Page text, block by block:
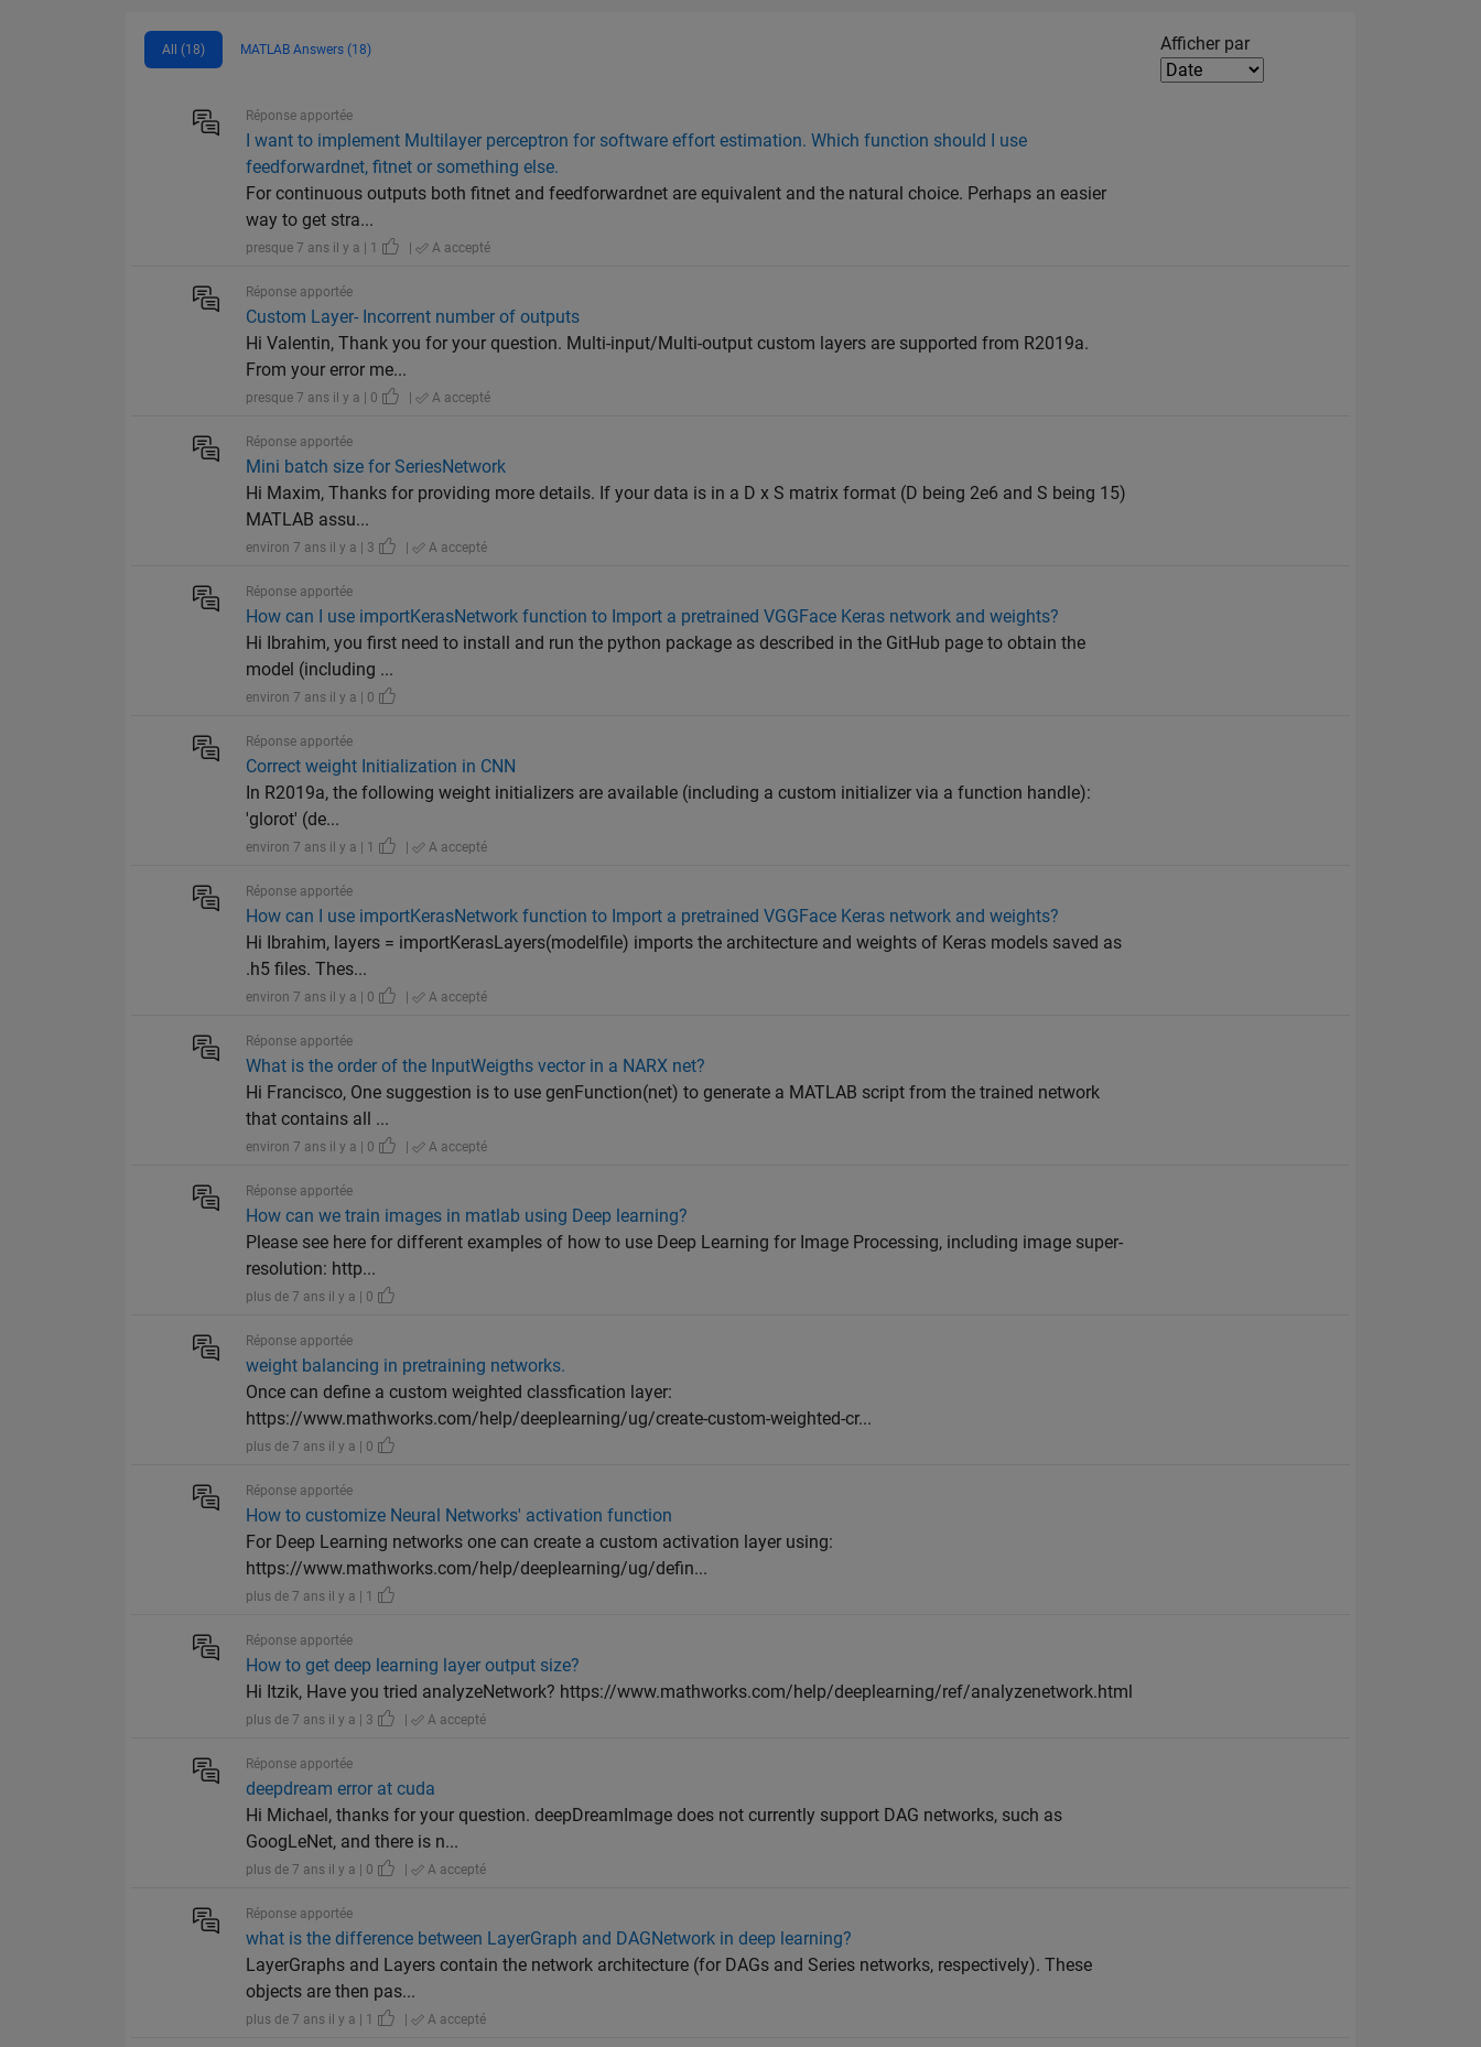
All (18) MATLAB Answers (18) Filter2
Afficher par
Réponse apportée
I want to implement Multilayer perceptron for software effort estimation. Which function should I use
feedforwardnet, fitnet or something else.
For continuous outputs both fitnet and feedforwardnet are equivalent and the natural choice. Perhaps an easier
way to get stra...
presque 7 ans il y a | 1 | A accepté
Réponse apportée
Custom Layer- Incorrent number of outputs
Hi Valentin, Thank you for your question. Multi-input/Multi-output custom layers are supported from R2019a.
From your error me...
presque 7 ans il y a | 0 | A accepté
Réponse apportée
Mini batch size for SeriesNetwork
Hi Maxim, Thanks for providing more details. If your data is in a D x S matrix format (D being 2e6 and S being 15)
MATLAB assu...
environ 7 ans il y a | 3 | A accepté
Réponse apportée
How can I use importKerasNetwork function to Import a pretrained VGGFace Keras network and weights?
Hi Ibrahim, you first need to install and run the python package as described in the GitHub page to obtain the
model (including ...
environ 7 ans il y a | 0
Réponse apportée
Correct weight Initialization in CNN
In R2019a, the following weight initializers are available (including a custom initializer via a function handle):
'glorot' (de...
environ 7 ans il y a | 1 | A accepté
Réponse apportée
How can I use importKerasNetwork function to Import a pretrained VGGFace Keras network and weights?
Hi Ibrahim, layers = importKerasLayers(modelfile) imports the architecture and weights of Keras models saved as
.h5 files. Thes...
environ 7 ans il y a | 0 | A accepté
Réponse apportée
What is the order of the InputWeigths vector in a NARX net?
Hi Francisco, One suggestion is to use genFunction(net) to generate a MATLAB script from the trained network
that contains all ...
environ 7 ans il y a | 0 | A accepté
Réponse apportée
How can we train images in matlab using Deep learning?
Please see here for different examples of how to use Deep Learning for Image Processing, including image super-
resolution: http...
plus de 7 ans il y a | 0
Réponse apportée
weight balancing in pretraining networks.
Once can define a custom weighted classfication layer:
https://www.mathworks.com/help/deeplearning/ug/create-custom-weighted-cr...
plus de 7 ans il y a | 0
Réponse apportée
How to customize Neural Networks' activation function
For Deep Learning networks one can create a custom activation layer using:
https://www.mathworks.com/help/deeplearning/ug/defin...
plus de 7 ans il y a | 1
Réponse apportée
How to get deep learning layer output size?
Hi Itzik, Have you tried analyzeNetwork? https://www.mathworks.com/help/deeplearning/ref/analyzenetwork.html
plus de 7 ans il y a | 3 | A accepté
Réponse apportée
deepdream error at cuda
Hi Michael, thanks for your question. deepDreamImage does not currently support DAG networks, such as
GoogLeNet, and there is n...
plus de 7 ans il y a | 0 | A accepté
Réponse apportée
what is the difference between LayerGraph and DAGNetwork in deep learning?
LayerGraphs and Layers contain the network architecture (for DAGs and Series networks, respectively). These
objects are then pas...
plus de 7 ans il y a | 1 | A accepté